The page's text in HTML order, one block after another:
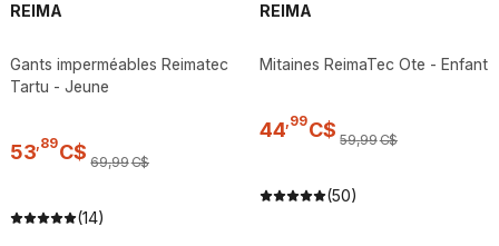
REIMA
Gants imperméables Reimatec
Tartu - Jeune
53 89C$ 69,99C$
(14)
REIMA
Mitaines ReimaTec Ote - Enfant
44 99C$ 59,99C$
(50)